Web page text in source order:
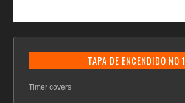
TAPA DE ENCENDIDO NO 1
Timer covers